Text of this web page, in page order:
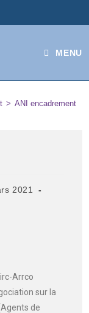
MENU
> ANI encadrement
2021
Arrco
sur la
de